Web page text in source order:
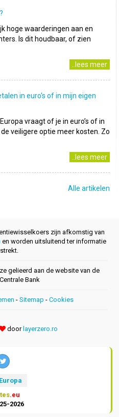
hoge waarderingen aan en
Is dit houdbaar, of zien
..lees meer
in euro's of in mijn eigen
vraagt of je in euro’s of in
veiligere optie meer kosten. Zo
..lees meer
Alle artikelen
zijn afkomstig van
en worden uitsluitend ter informatie
gelieerd aan de website van de
Bank
- Sitemap - Cookies
door layerzero.ro
Europa
.eu
2026